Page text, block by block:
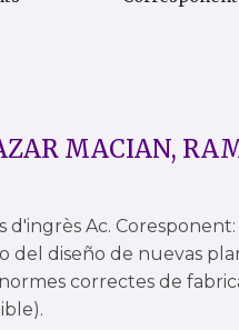
MACIAN,
d'ingrès Ac. Coresponent:
del diseño de nuevas
correctes de